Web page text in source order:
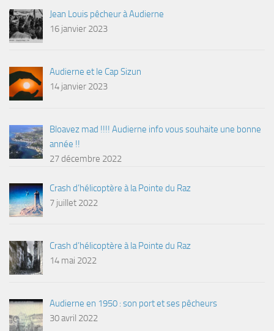
Jean Louis pêcheur à Audierne
16 janvier 2023
Audierne et le Cap Sizun
14 janvier 2023
Bloavez mad !!!! Audierne info vous souhaite une bonne
année !!
27 décembre 2022
Crash d’hélicoptère à la Pointe du Raz
7 juillet 2022
Crash d’hélicoptère à la Pointe du Raz
14 mai 2022
Audierne en 1950 : son port et ses pêcheurs
30 avril 2022